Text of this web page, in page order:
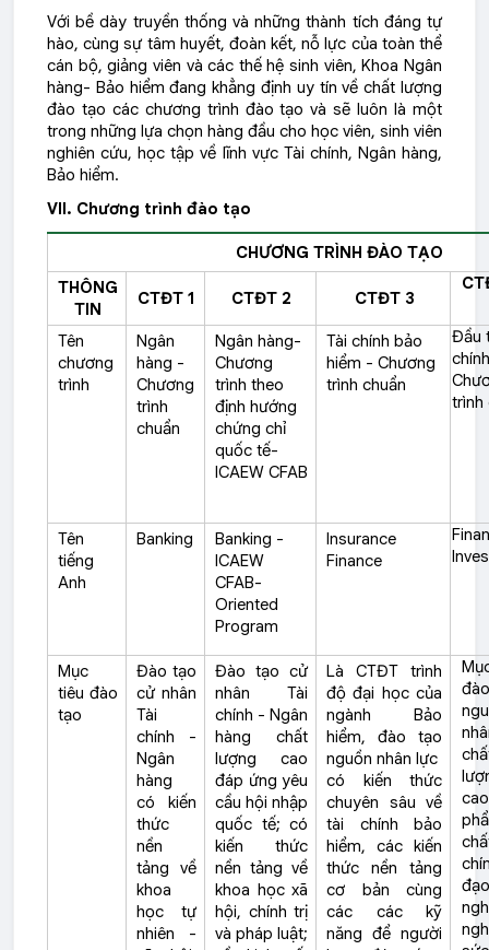
Với bề dày truyền thống và những thành tích đáng tự
hào, cùng sự tâm huyết, đoàn kết, nỗ lực của toàn thể
cán bộ, giảng viên và các thế hệ sinh viên, Khoa Ngân
hàng- Bảo hiểm đang khẳng định uy tín về chất lượng
đào tạo các chương trình đào tạo và sẽ luôn là một
trong những lựa chọn hàng đầu cho học viên, sinh viên
nghiên cứu, học tập về lĩnh vực Tài chính, Ngân hàng,
Bảo hiểm.
VII. Chương trình đào tạo
CHƯƠNG TRÌNH ĐÀO TẠO
THÔNG
TIN
CTĐT 1 CTĐT 2 CTĐT 3
Tên
chương
trình
Ngân
hàng -
Chương
trình
chuẩn
Ngân hàng-
Chương
trình theo
định hướng
chứng chỉ
quốc tế-
ICAEW CFAB
Tài chính bảo
hiểm - Chương
trình chuẩn
Đầu
trình
Tên
tiếng
Anh
Banking
Banking -
ICAEW
CFAB-
Oriented
Program
Insurance
Finance
Mục
tiêu đào
tạo
Đào tạo
cử nhân
Tài
chính -
Ngân
hàng
có kiến
thức
nền
tảng về
khoa
học tự
nhiên -
Đào tạo cử
nhân Tài
chính - Ngân
hàng chất
lượng cao
đáp ứng yêu
cầu hội nhập
quốc tế; có
kiến thức
nền tảng về
khoa học xã
hội, chính trị
và pháp luật;
Là CTĐT trình
độ đại học của
ngành Bảo
hiểm, đào tạo
nguồn nhân lực
có kiến thức
chuyên sâu về
tài chính bảo
hiểm, các kiến
thức nền tảng
cơ bản cùng
các các kỹ
năng để người